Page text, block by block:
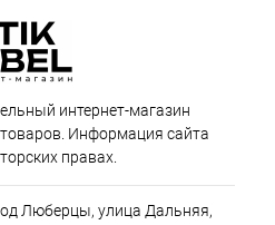
интернет-магазин
товаров. Информация сайта
правах.
Люберцы, улица Дальняя,